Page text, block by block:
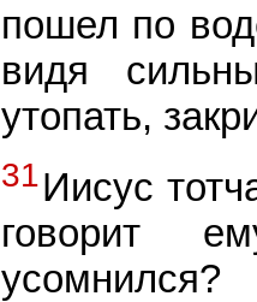
пошел по
видя
утопать,
31Иисус
говорит
усомнился?